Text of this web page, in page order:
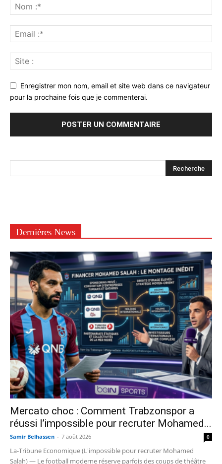
Enregistrer mon nom, email et site web dans ce navigateur
pour la prochaine fois que je commenterai.
Dernières News
Mercato choc : Comment Trabzonspor a
réussi l’impossible pour recruter Mohamed...
Samir Belhassen - 7 août 2026 0
La-Tribune Economique (L'impossible pour recruter Mohamed
Salah) — Le football moderne réserve parfois des coups de théâtre